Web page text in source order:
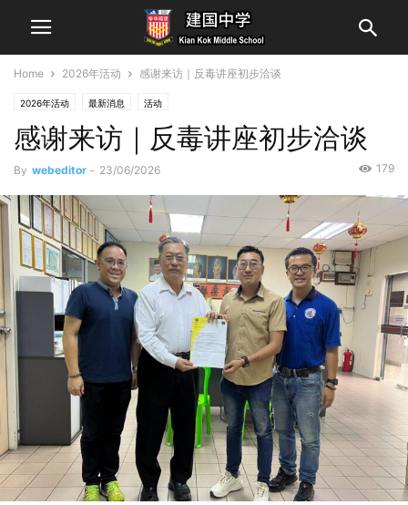
Home 2026年活动 感谢来访｜反毒讲座初步洽谈
2026年活动 最新消息 活动
感谢来访｜反毒讲座初步洽谈
By webeditor - 23/06/2026 179